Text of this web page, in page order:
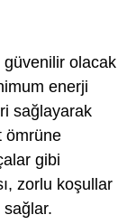
güvenilir olacak
enerji
sağlayarak
ömrüne
gibi
zorlu koşullar
sağlar.